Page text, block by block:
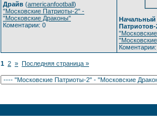
Драйв (americanfootball)
"Московские Патриоты-2" -
"Московские Драконы"
Коментарии: 0
Начальный
Патриотов-
1 2 » Последняя страница »